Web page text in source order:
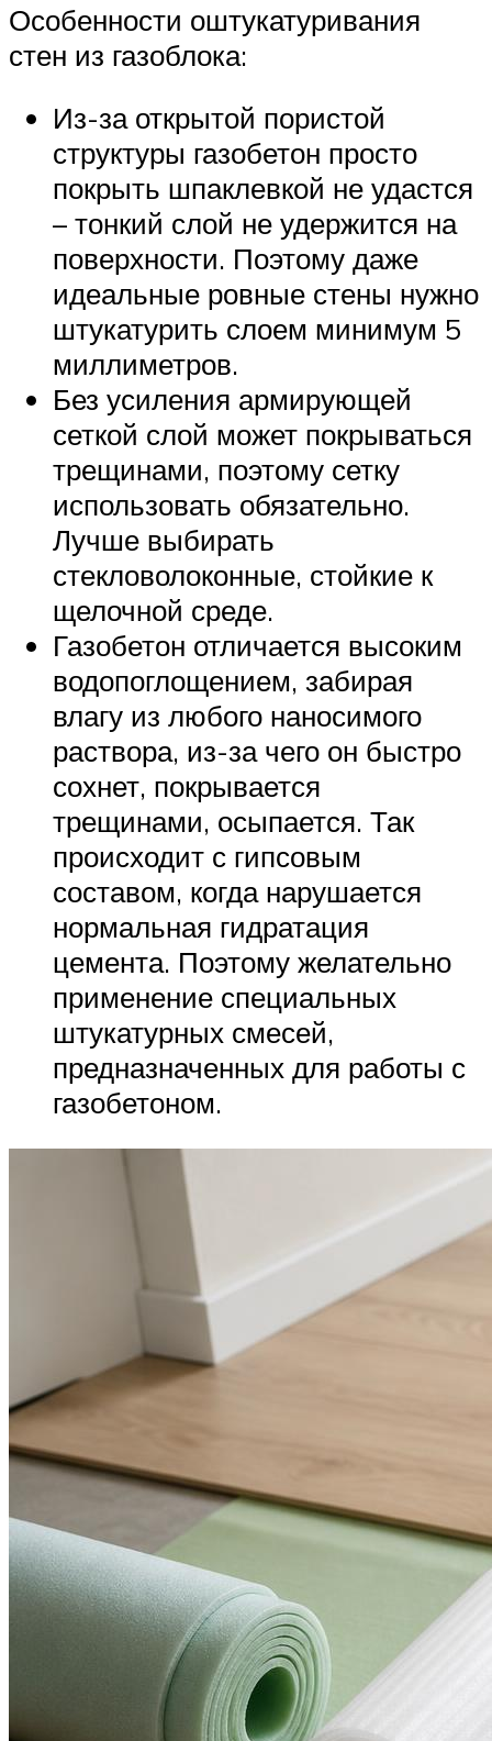
Особенности оштукатуривания
стен из газоблока:
Из-за открытой пористой
структуры газобетон просто
покрыть шпаклевкой не удастся
– тонкий слой не удержится на
поверхности. Поэтому даже
идеальные ровные стены нужно
штукатурить слоем минимум 5
миллиметров.
Без усиления армирующей
сеткой слой может покрываться
трещинами, поэтому сетку
использовать обязательно.
Лучше выбирать
стекловолоконные, стойкие к
щелочной среде.
Газобетон отличается высоким
водопоглощением, забирая
влагу из любого наносимого
раствора, из-за чего он быстро
сохнет, покрывается
трещинами, осыпается. Так
происходит с гипсовым
составом, когда нарушается
нормальная гидратация
цемента. Поэтому желательно
применение специальных
штукатурных смесей,
предназначенных для работы с
газобетоном.